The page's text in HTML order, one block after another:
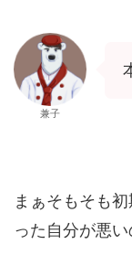
兼子
まぁそもそも
った自分が悪い